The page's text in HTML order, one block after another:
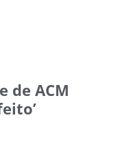
de ACM